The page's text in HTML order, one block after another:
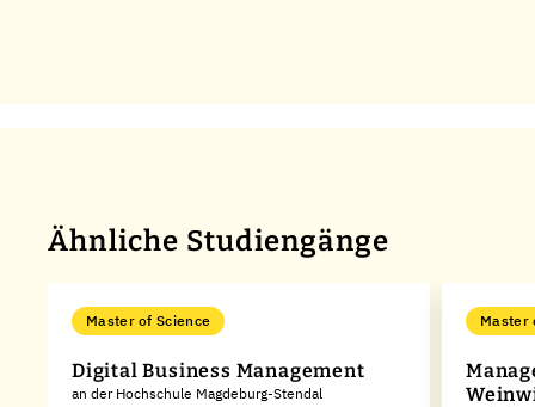
Ähnliche Studiengänge
Master of Science
Digital Business Management
an der Hochschule Magdeburg-Stendal
Master